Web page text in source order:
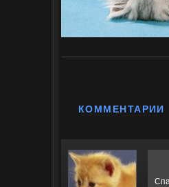
КОММЕНТАРИИ